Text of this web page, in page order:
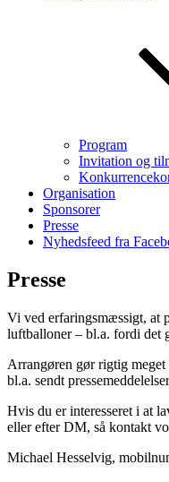
Program
Invitation og
Organisation
Sponsorer
Presse
Nyhedsfeed fra
Presse
Vi ved erfaringsmæssigt, at
luftballoner – bl.a. fordi det
Arrangøren gør rigtig
bl.a. sendt
Hvis du er interesseret i at
eller efter DM, så kontakt
Michael Hesselvig,